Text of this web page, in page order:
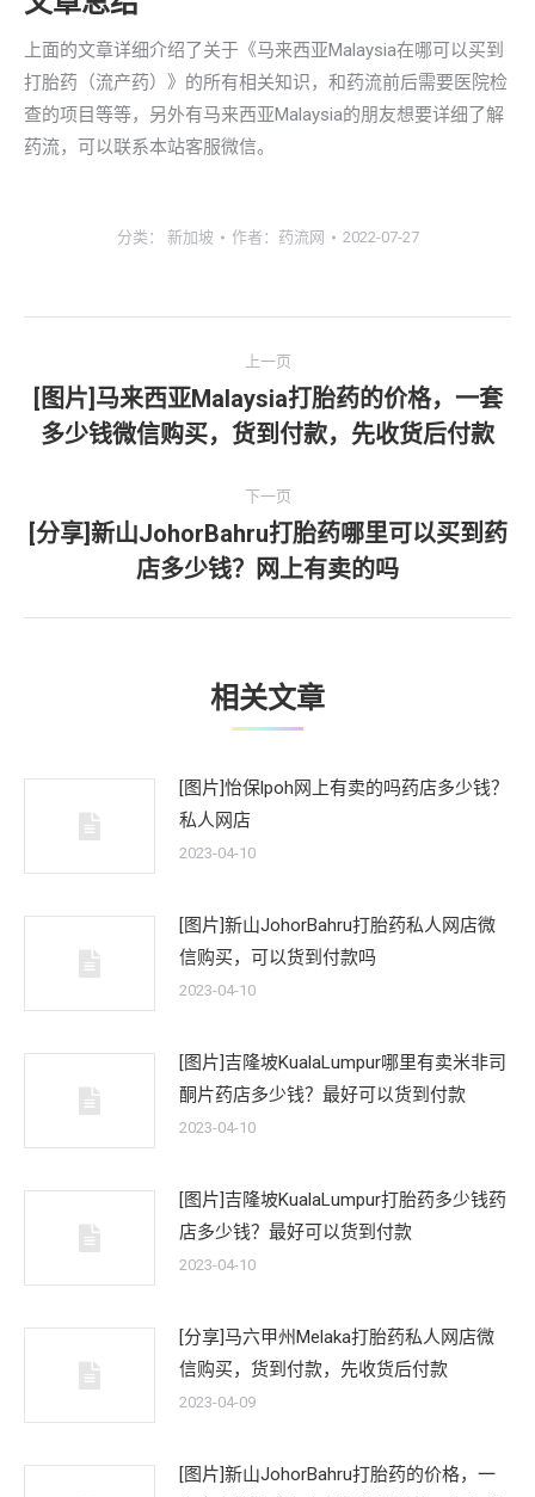
上面的文章详细介绍了关于《马来西亚Malaysia在哪可以买到
打胎药（流产药）》的所有相关知识，和药流前后需要医院检
查的项目等等，另外有马来西亚Malaysia的朋友想要详细了解
药流，可以联系本站客服微信。
分类： 新加坡 作者： 药流网 2022-07-27
章
导
上一页
一
[图片]马来西亚Malaysia打胎药的价格，一套
多少钱微信购买，货到付款，先收货后付款
下一页
下
一
文
[分享]新山JohorBahru打胎药哪里可以买到药
店多少钱？网上有卖的吗
相关文章
[图片]怡保lpoh网上有卖的吗药店多少钱？
私人网店
2023-04-10
[图片]新山JohorBahru打胎药私人网店微
信购买，可以货到付款吗
2023-04-10
[图片]吉隆坡KualaLumpur哪里有卖米非司
酮片药店多少钱？最好可以货到付款
2023-04-10
[图片]吉隆坡KualaLumpur打胎药多少钱药
店多少钱？最好可以货到付款
2023-04-10
[分享]马六甲州Melaka打胎药私人网店微
信购买，货到付款，先收货后付款
2023-04-09
[图片]新山JohorBahru打胎药的价格，一